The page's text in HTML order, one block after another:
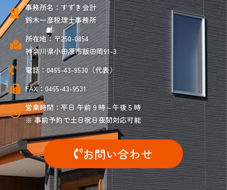
事務所名：すずき会計
鈴木一彦税理士事務所
所在地：〒250-0854
神奈川県小田原市飯田岡91-3
電話：0465-43-9530（代表）
FAX：0465-43-9531
営業時間：平日 午前９時～午後５時
※ 事前予約で土日祝日夜間対応可能
お問い合わせ